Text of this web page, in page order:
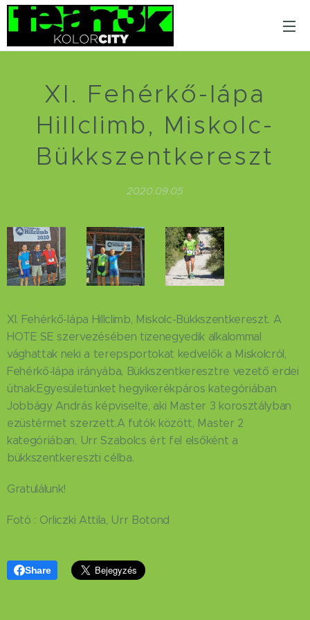
XI. Fehérkő-lápa
Hillclimb, Miskolc-
Bükkszentkereszt
2020.09.05
XI. Fehérkő-lápa Hillclimb, Miskolc-Bükkszentkereszt. A
HOTE SE szervezésében tizenegyedik alkalommal
vághattak neki a terepsportokat kedvelők a Miskolcról,
Fehérkő-lápa irányába, Bükkszentkeresztre vezető erdei
útnak.Egyesületünket hegyikerékpáros kategóriában
Jobbágy András képviselte, aki Master 3 korosztályban
ezüstérmet szerzett.A futók között, Master 2
kategóriában, Urr Szabolcs ért fel elsőként a
bükkszentkereszti célba.
Gratulálunk!
Fotó : Orliczki Attila, Urr Botond
Share